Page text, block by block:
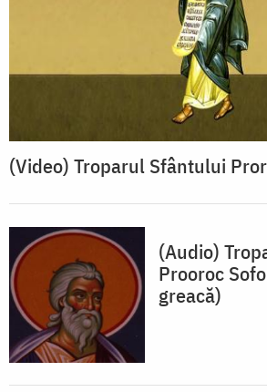
(Video) Troparul Sfântului
(Audio)
Prooroc
greacă)